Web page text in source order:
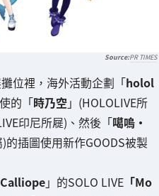
PR TIMES
攤位裡，海外活動企劃「holol
的「時乃空」(HOLOLIVE所
印尼所屣)、然後「噶嗚·
的插圖使用新作GOODS被製
」的SOLO LIVE 「Mo